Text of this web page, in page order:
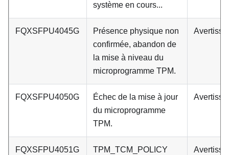
système en cours...
FQXSFPU4045G
Présence physique non
confirmée, abandon de
la mise à niveau du
microprogramme TPM.
FQXSFPU4050G
Échec de la mise à jour
du microprogramme
TPM.
FQXSFPU4051G
TPM_TCM_POLICY